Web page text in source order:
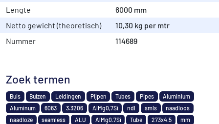
Lengte
6000 mm
Netto gewicht (theoretisch)
10,30 kg per mtr
Nummer
114689
Zoek termen
Buis Buizen Leidingen Pijpen Tubes Pipes
Aluminium
Aluminum
6063 3.3206 AlMg0,7Si ndl smls
naadloos
naadloze
seamless ALU AlMg0.7Si Tube 273x4.5 mm